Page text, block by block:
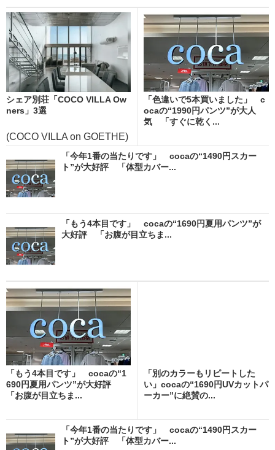
シェア別荘「COCO VILLA Ow
ners」3選
(COCO VILLA on GOETHE)
「色違いで5本買いました」 c
ocaの“1990円パンツ”が大人
気 「すぐに乾く...
「今年1番の当たりです」 cocaの“1490円スカー
ト”が大好評 「体型カバー...
「もう4本目です」 cocaの“1690円夏用パンツ”が
大好評 「お腹が目立ちま...
「もう4本目です」 cocaの“1
690円夏用パンツ”が大好評
「お腹が目立ちま...
「別のカラーもリピートした
い」cocaの“1690円UVカットパ
ーカー”に絶賛の...
「今年1番の当たりです」 cocaの“1490円スカー
ト”が大好評 「体型カバー...